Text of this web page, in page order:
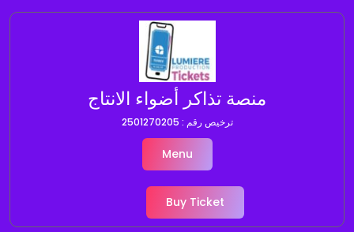
Skip
منصة تذاكر أضواء الانتاج
ترخيص رقم : 2501270205
Menu
Buy Ticket